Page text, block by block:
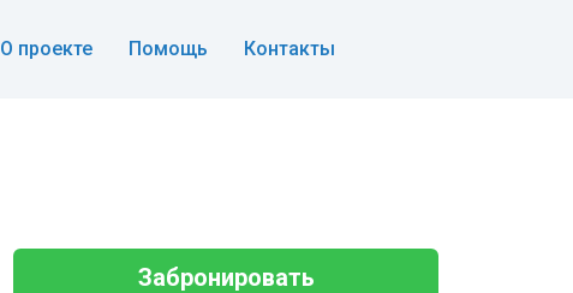
О проекте Помощь Контакты
Забронировать